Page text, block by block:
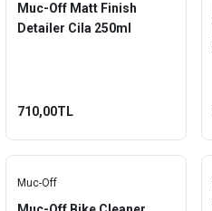
Muc-Off Matt Finish
Detailer Cila 250ml
710,00TL
Muc-Off